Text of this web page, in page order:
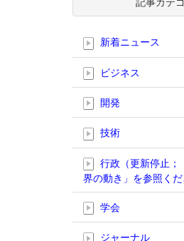
新着ニュース
ビジネス
開発
技術
行政（更新停止；
界の動き」を参照くだ
学会
ジャーナル